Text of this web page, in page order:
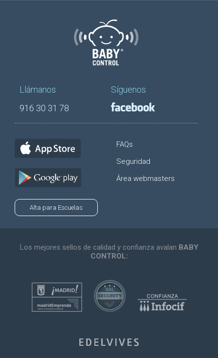
Llámanos
916 30 31 78
Síguenos
FAQs
Seguridad
Área webmasters
Alta para Escuelas
Los mejores sellos de calidad y confianza avalan BABY
CONTROL: